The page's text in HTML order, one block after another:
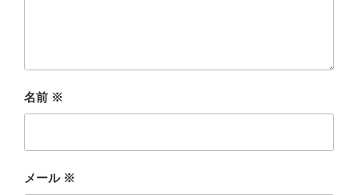
名前 ※
メール ※